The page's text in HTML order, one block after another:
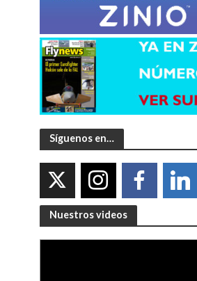
Síguenos en…
Nuestros videos